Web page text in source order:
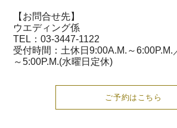
【お問合せ先】
ウエディング係
TEL：03-3447-1122
受付時間：土休日9:00A.M.～6:00P.M.
～5:00P.M.(水曜日定休)
ご予約はこちら